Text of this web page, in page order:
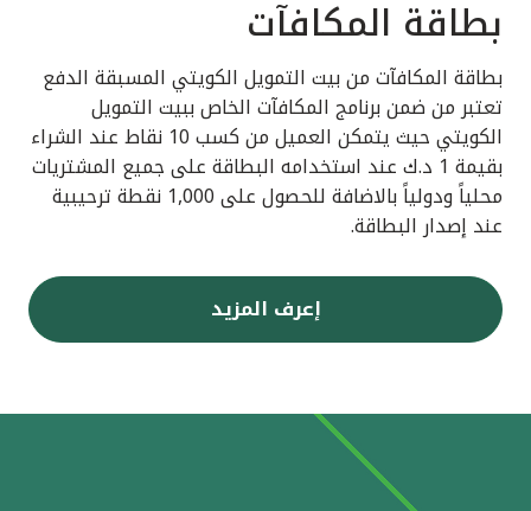
بطاقة المكافآت
بطاقة المكافآت من بيت التمويل الكويتي المسبقة الدفع
تعتبر من ضمن برنامج المكافآت الخاص ببيت التمويل
الكويتي حيث يتمكن العميل من كسب 10 نقاط عند الشراء
بقيمة 1 د.ك عند استخدامه البطاقة على جميع المشتريات
محلياً ودولياً بالاضافة للحصول على 1,000 نقطة ترحيبية
عند إصدار البطاقة.
إعرف المزيد